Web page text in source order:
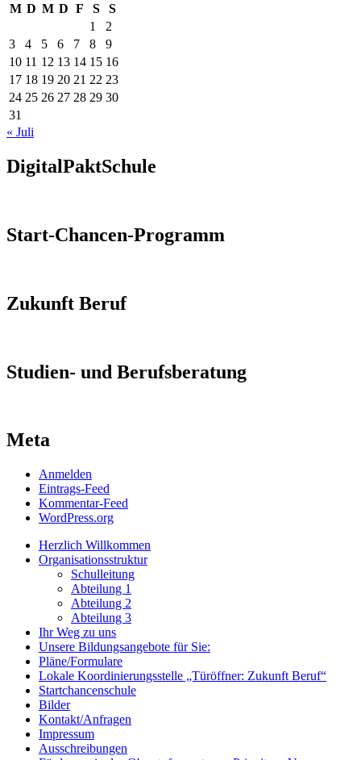
M D M D F S
S
1
2
3
4 5 6 7 8
9
10 11 12 13 14 15 16
17 18 19 20 21 22 23
24 25 26 27 28 29 30
31
« Juli
DigitalPaktSchule
Start-Chancen-Programm
Zukunft Beruf
Studien- und Berufsberatung
Meta
Anmelden
Eintrags-Feed
Kommentar-Feed
WordPress.org
Herzlich Willkommen
Organisationsstruktur
Schulleitung
Abteilung 1
Abteilung 2
Abteilung 3
Ihr Weg zu uns
Unsere Bildungsangebote für Sie:
Pläne/Formulare
Lokale Koordinierungsstelle „Türöffner: Zukunft Beruf“
Startchancenschule
Bilder
Kontakt/Anfragen
Impressum
Ausschreibungen